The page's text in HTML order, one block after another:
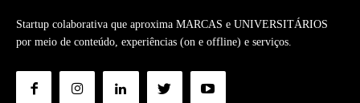
Startup colaborativa que aproxima MARCAS e UNIVERSITÁRIOS
por meio de conteúdo, experiências (on e offline) e serviços.